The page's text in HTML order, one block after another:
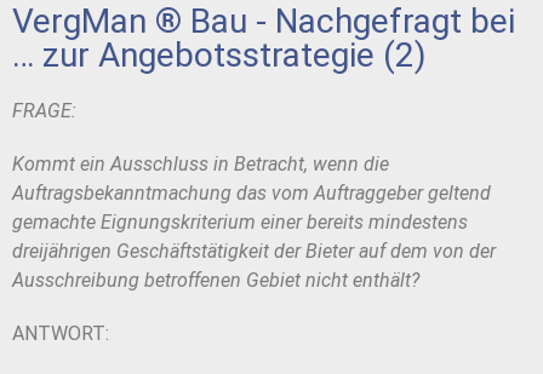
VergMan ® Bau - Nachgefragt bei
… zur Angebotsstrategie (2)
FRAGE:
Kommt ein Ausschluss in Betracht, wenn die
Auftragsbekanntmachung das vom Auftraggeber geltend
gemachte Eignungskriterium einer bereits mindestens
dreijährigen Geschäftstätigkeit der Bieter aufdem von der
Ausschreibung betroffenen Gebiet nicht enthält?
ANTWORT: